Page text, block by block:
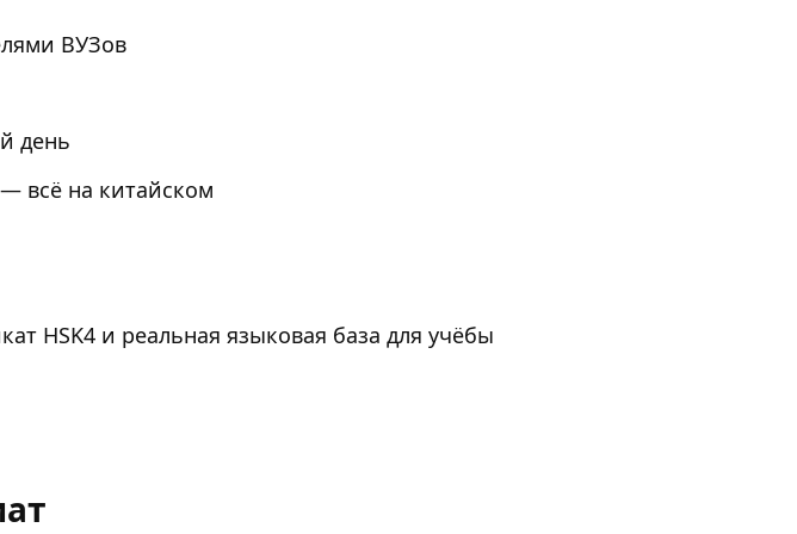
ВУЗов
день
всё на китайском
HSK4 и реальная языковая база для учёбы